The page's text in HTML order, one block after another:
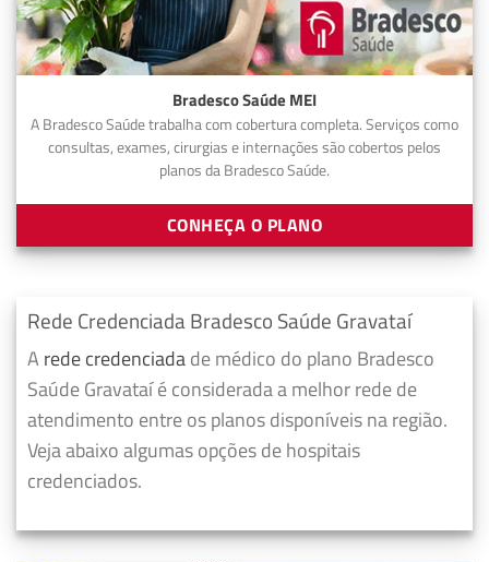
Bradesco Saúde MEI
A Bradesco Saúde trabalha com cobertura completa. Serviços como
consultas, exames, cirurgias e internações são cobertos pelos
planos da Bradesco Saúde.
CONHEÇA O PLANO
Rede Credenciada Bradesco Saúde Gravataí
A rede credenciadade médico do plano Bradesco
Saúde Gravataí é considerada a melhor rede de
atendimento entre os planos disponíveis na região.
Veja abaixo algumas opções de hospitais
credenciados.